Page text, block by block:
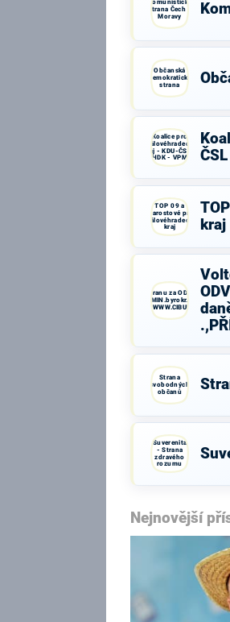
Komunistická
strana Čech a
Moravy
Občanská
demokratická
strana
Koalice pro
Královéhradecký
kraj - KDU-ČSL -
HDK - VPM
TOP 09 a
Starostové pro
Královéhradecký
kraj
kraj
Volte Pravý Blok-stranu za
demokr. WWW.CIBULKA.NET
Strana
svobodných
občanů
Suverenita
- Strana
zdravého
rozumu
Nejnovější